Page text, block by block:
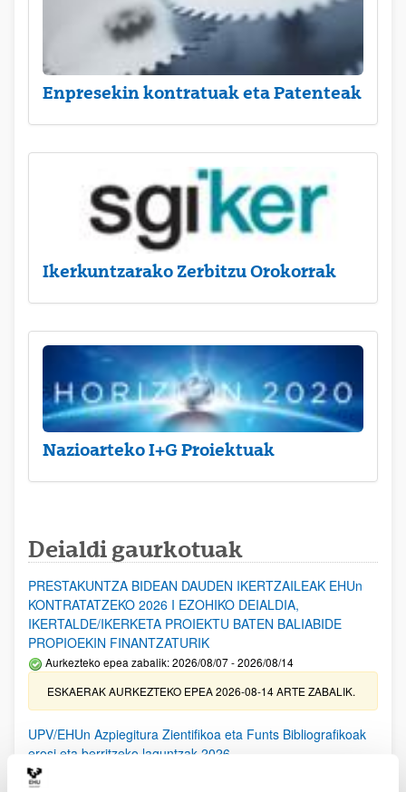
Enpresekin kontratuak eta Patenteak
Ikerkuntzarako Zerbitzu Orokorrak
Nazioarteko I+G Proiektuak
Deialdi gaurkotuak
PRESTAKUNTZA BIDEAN DAUDEN IKERTZAILEAK EHUn
KONTRATATZEKO 2026 I EZOHIKO DEIALDIA,
IKERTALDE/IKERKETA PROIEKTU BATEN BALIABIDE
PROPIOEKIN FINANTZATURIK
Aurkezteko epea zabalik: 2026/08/07 - 2026/08/14
ESKAERAK AURKEZTEKO EPEA 2026-08-14 ARTE ZABALIK.
UPV/EHUn Azpiegitura Zientifikoa eta Funts Bibliografikoak
erosi eta berritzeko laguntzak 2026